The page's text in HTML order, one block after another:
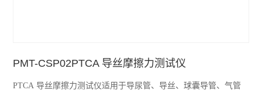
PMT-CSP02PTCA 导丝摩擦力测试仪
PTCA 导丝摩擦力测试仪适用于导尿管、导丝、球囊导管、气管